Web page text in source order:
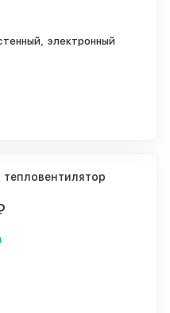
электронный